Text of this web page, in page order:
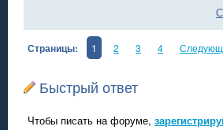
Страницы: 1 2 3 4
Быстрый ответ
Чтобы писать на форуме,